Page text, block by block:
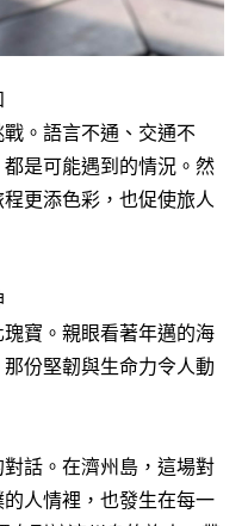
。語言不通、交通不
是可能遇到的情況。然
更添色彩，也促使旅人
寶。親眼看著年邁的海
份堅韌與生命力令人動
話。在濟州島，這場對
人情裡，也發生在每一